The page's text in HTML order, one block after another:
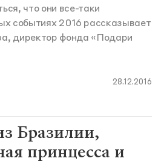
что они все-таки
событиях 2016 рассказывает
директор фонда «Подари
28.12.2016
Бразилии,
принцесса и